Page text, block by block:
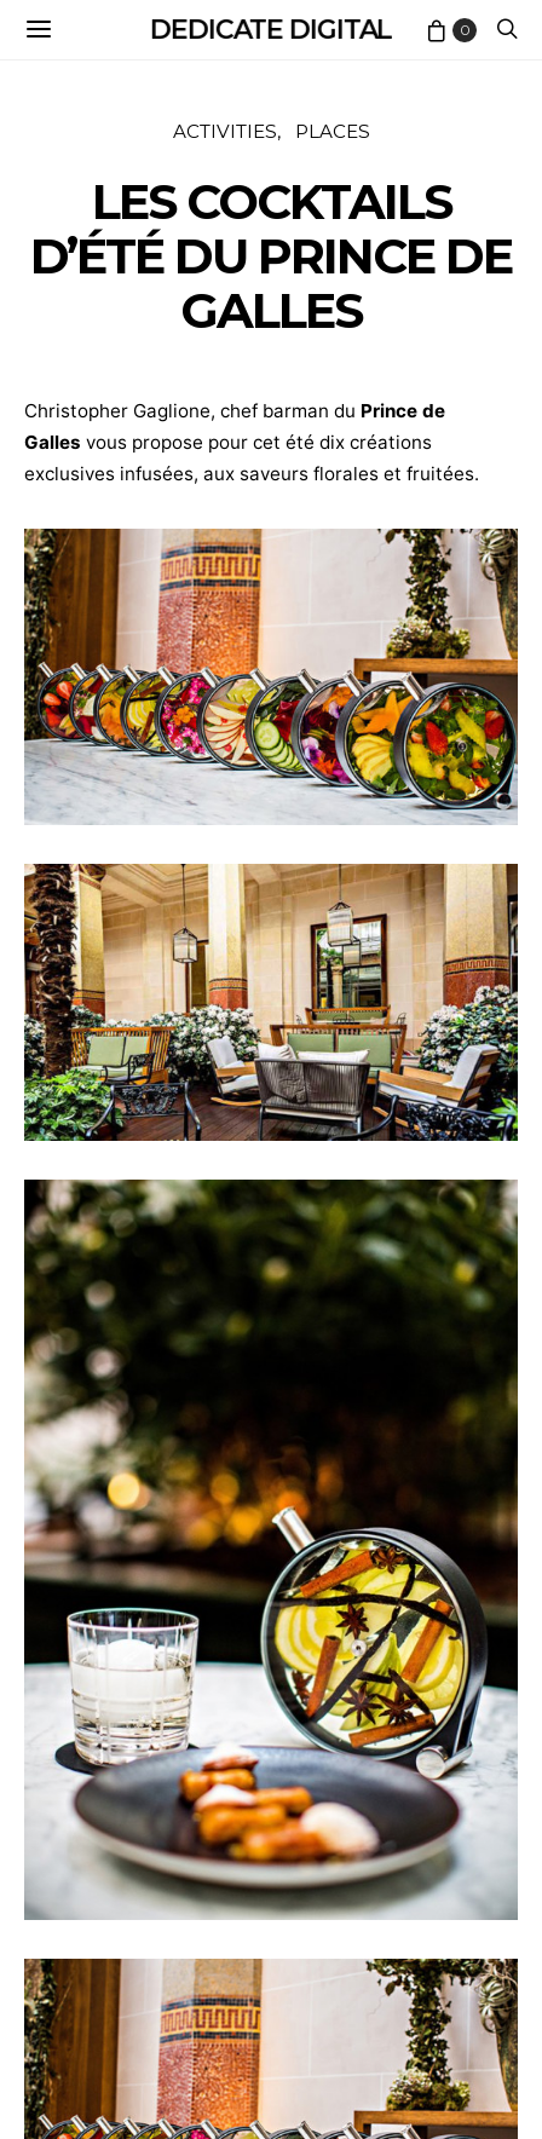
DEDICATE DIGITAL 0
ACTIVITIES PLACES
LES COCKTAILS
D’ÉTÉ DU PRINCE DE
GALLES
Christopher Gaglione, chef barman du Prince de
Galles vous propose pour cet été dix créations
exclusives infusées, aux saveurs florales et fruitées.